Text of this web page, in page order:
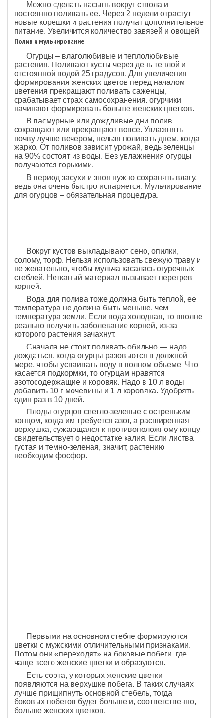
Можно сделать насыпь вокруг ствола и
постоянно поливать ее. Через 2 недели отрастут
новые корешки и растения получат дополнительное
питание. Увеличится количество завязей и овощей.
Полив и мульчирование
Огурцы – влаголюбивые и теплолюбивые
растения. Поливают кусты через день теплой и
отстоянной водой 25 градусов. Для увеличения
формирования женских цветов перед началом
цветения прекращают поливать саженцы,
срабатывает страх самосохранения, огурчики
начинают формировать больше женских цветков.
В пасмурные или дождливые дни полив
сокращают или прекращают вовсе. Увлажнять
почву лучше вечером, нельзя поливать днем, когда
жарко. От поливов зависит урожай, ведь зеленцы
на 90% состоят из воды. Без увлажнения огурцы
получаются горькими.
В период засухи и зноя нужно сохранять влагу,
ведь она очень быстро испаряется. Мульчирование
для огурцов – обязательная процедура.
Вокруг кустов выкладывают сено, опилки,
солому, торф. Нельзя использовать свежую траву и
не желательно, чтобы мульча касалась огуречных
стеблей. Нетканый материал вызывает перегрев
корней.
Вода для полива тоже должна быть теплой, ее
температура не должна быть меньше, чем
температура земли. Если вода холодная, то вполне
реально получить заболевание корней, из-за
которого растения зачахнут.
Сначала не стоит поливать обильно — надо
дождаться, когда огурцы разовьются в должной
мере, чтобы усваивать воду в полном объеме. Что
касается подкормки, то огурцам нравятся
азотосодержащие и коровяк. Надо в 10 л воды
добавить 10 г мочевины и 1 л коровяка. Удобрять
один раз в 10 дней.
Плоды огурцов светло-зеленые с остреньким
концом, когда им требуется азот, а расширенная
верхушка, сужающаяся к противоположному концу,
свидетельствует о недостатке калия. Если листва
густая и темно-зеленая, значит, растению
необходим фосфор.
Первыми на основном стебле формируются
цветки с мужскими отличительными признаками.
Потом они «переходят» на боковые побеги, где
чаще всего женские цветки и образуются.
Есть сорта, у которых женские цветки
появляются на верхушке побега. В таких случаях
лучше прищипнуть основной стебель, тогда
боковых побегов будет больше и, соответственно,
больше женских цветков.